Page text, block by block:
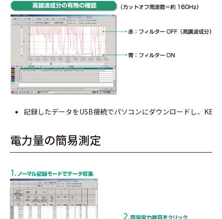
記録したデータをUSB接続でパソコンにダウンロードし、
電力量の簡易測定